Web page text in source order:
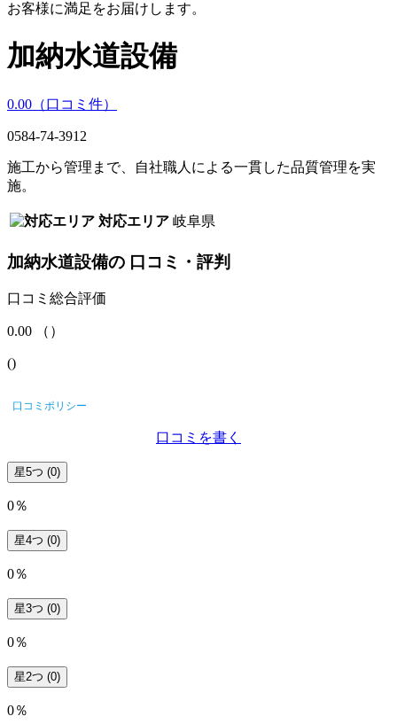
お客様に満足をお届けします。
加納水道設備
0.00 （口コミ 件）
0584-74-3912
施工から管理まで、自社職人による一貫した品質管理を実
施。
対応エリア 岐阜県
加納水道設備の 口コミ・評判
口コミ総合評価
0.00 （ ）
()
口コミポリシー
口コミを書く
星5つ (0)
0％
星4つ (0)
0％
星3つ (0)
0％
星2つ (0)
0％